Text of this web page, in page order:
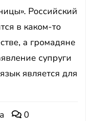
Российский
в каком-то
а громадяне
супруги
является для
0